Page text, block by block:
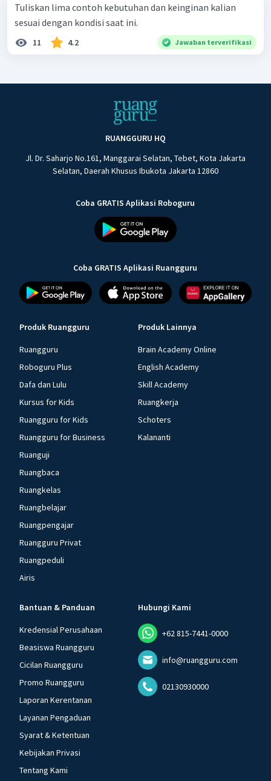
Tuliskan lima contoh kebutuhan dan keinginan kalian
sesuai dengan kondisi saat ini.
11 4.2 Jawaban terverifikasi
RUANGGURU HQ
Jl. Dr. Saharjo No.161, Manggarai Selatan, Tebet, Kota Jakarta
Selatan, Daerah Khusus Ibukota Jakarta 12860
Coba GRATIS Aplikasi Roboguru
Coba GRATIS Aplikasi Ruangguru
Produk Ruangguru
Ruangguru
Roboguru Plus
Dafa dan Lulu
Kursus for Kids
Ruangguru for Kids
Ruangguru for Business
Ruanguji
Ruangbaca
Ruangkelas
Ruangbelajar
Ruangpengajar
Ruangguru Privat
Ruangpeduli
Airis
Produk Lainnya
Brain Academy Online
English Academy
Skill Academy
Ruangkerja
Schoters
Kalananti
Bantuan & Panduan
Kredensial Perusahaan
Beasiswa Ruangguru
Cicilan Ruangguru
Promo Ruangguru
Laporan Kerentanan
Layanan Pengaduan
Syarat & Ketentuan
Kebijakan Privasi
Tentang Kami
Hubungi Kami
+62 815-7441-0000
info@ruangguru.com
02130930000